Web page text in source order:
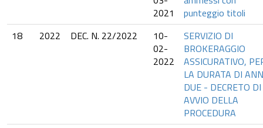
2021
punteggio titoli
18
2022 DEC. N. 22/2022
10-
02-
2022
SERVIZIO DI
BROKERAGGIO
ASSICURATIVO,
LA DURATA DI
DUE - DECRETO DI
AVVIO DELLA
PROCEDURA